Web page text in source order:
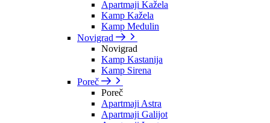
Apartmaji Kažela
Kamp Kažela
Kamp Medulin
Novigrad
Novigrad
Kamp Kastanija
Kamp Sirena
Poreč
Poreč
Apartmaji Astra
Apartmaji Galijot